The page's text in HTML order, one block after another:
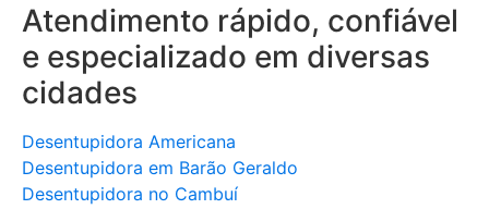
Atendimento rápido, confiável
e especializado em diversas
cidades
Desentupidora Americana
Desentupidora em Barão Geraldo
Desentupidora no Cambuí